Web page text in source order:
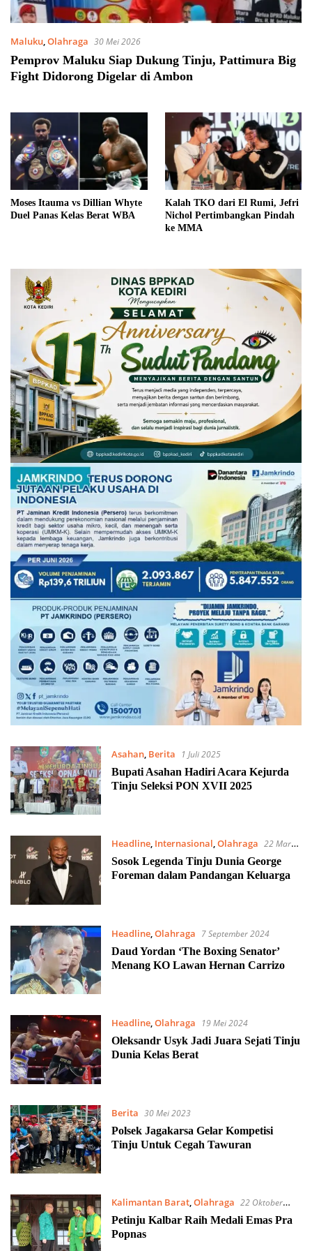
Maluku,Olahraga 30 Mei 2026
Pemprov Maluku Siap Dukung Tinju, Pattimura Big
Fight Didorong Digelar di Ambon
Moses Itauma vs Dillian Whyte
Duel Panas Kelas Berat WBA
Kalah TKO dari El Rumi, Jefri
Nichol Pertimbangkan Pindah
ke MMA
Asahan, Berita
1 Juli 2025
Bupati Asahan Hadiri Acara Kejurda
Tinju Seleksi PON XVII 2025
Headline, Internasional,Olahraga 22 Maret
2025
Sosok Legenda Tinju Dunia George
Foreman dalam Pandangan Keluarga
Headline, Olahraga 7 September 2024
Daud Yordan ‘The Boxing Senator’
Menang KO Lawan Hernan Carrizo
Headline,Olahraga
19 Mei 2024
Oleksandr Usyk Jadi Juara Sejati Tinju
Dunia Kelas Berat
Berita 30 Mei 2023
Polsek Jagakarsa Gelar Kompetisi
Tinju Untuk Cegah Tawuran
Kalimantan Barat,Olahraga 22 Oktober
2022
Petinju Kalbar Raih Medali Emas Pra
Popnas